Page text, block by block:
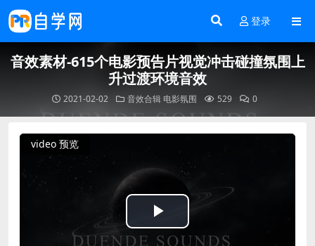
登录
音效素材-615个电影预告片视觉冲击碰撞氛围上
升过渡环境音效
2021-02-02 音效合辑 电影氛围 529 0
video 预览
Play